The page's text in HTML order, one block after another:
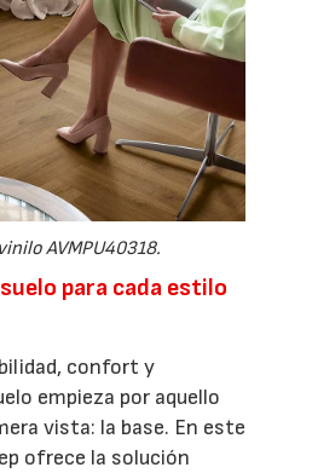
AVMPU40318.
para cada estilo
confort y
empieza por aquello
vista: la base. En este
ofrece la solución